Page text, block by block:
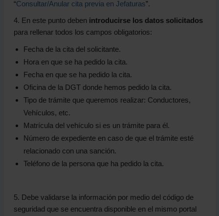
“Consultar/Anular cita previa en Jefaturas”.
4. En este punto deben introducirse los datos solicitados
para rellenar todos los campos obligatorios:
Fecha de la cita del solicitante.
Hora en que se ha pedido la cita.
Fecha en que se ha pedido la cita.
Oficina de la DGT donde hemos pedido la cita.
Tipo de trámite que queremos realizar: Conductores,
Vehículos, etc.
Matrícula del vehículo si es un trámite para él.
Número de expediente en caso de que el trámite esté
relacionado con una sanción.
Teléfono de la persona que ha pedido la cita.
5. Debe validarse la información por medio del código de
seguridad que se encuentra disponible en el mismo portal